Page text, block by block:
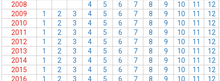
2008
4 5 6 7 8 9 10 11
12
2009
1 2 3 4 5 6 7 8 9 10 11
12
2010
1 2 3 4 5 6 7 8 9 10 11
12
2011
1 2 3 4 5 6 7 8 9 10 11
12
2012
1 2 3 4 5 6 7 8 9 10 11
12
2013
1 2 3 4 5 6 7 8 9 10 11
12
2014
1 2 3 4 5 6 7 8 9 10 11
12
2015
1 2 3 4 5 6 7 8 9 10 11
12
2016
1 2 3 4 5 6 7 8 9 10 11
12